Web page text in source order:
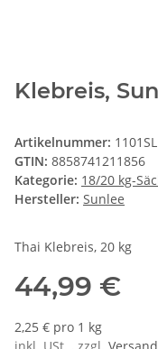
Klebreis,
Artikelnummer: 1101SL
GTIN: 8858741211856
Kategorie: 18/20 kg-
Hersteller: Sunlee
Thai Klebreis, 20 kg
44,99 €
2,25 € pro 1 kg